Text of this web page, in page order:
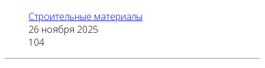
Строительные материалы
26 ноября 2025
104